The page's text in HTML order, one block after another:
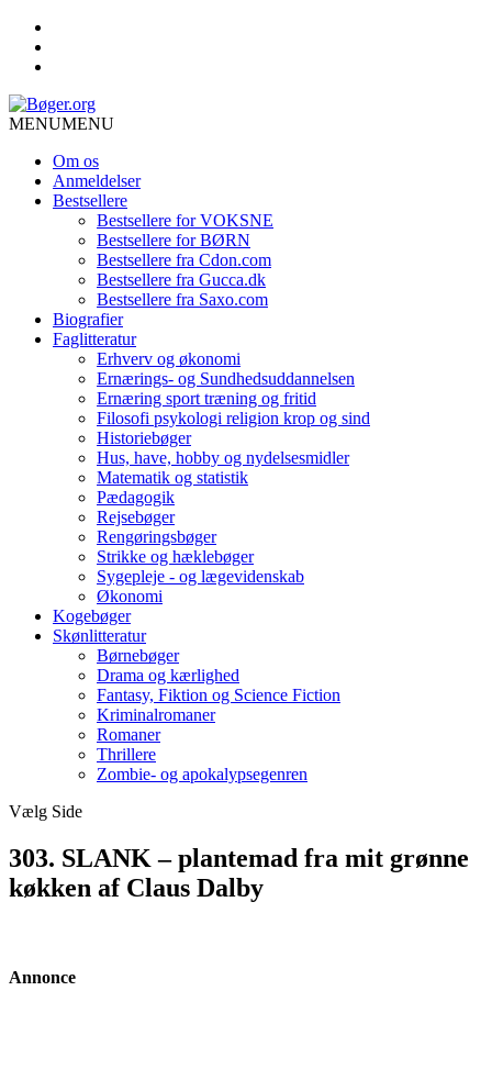
MENUMENU
Om os
Anmeldelser
Bestsellere
Bestsellere for VOKSNE
Bestsellere for BØRN
Bestsellere fra Cdon.com
Bestsellere fra Gucca.dk
Bestsellere fra Saxo.com
Biografier
Faglitteratur
Erhverv og økonomi
Ernærings- og Sundhedsuddannelsen
Ernæring sport træning og fritid
Filosofi psykologi religion krop og sind
Historiebøger
Hus, have, hobby og nydelsesmidler
Matematik og statistik
Pædagogik
Rejsebøger
Rengøringsbøger
Strikke og hæklebøger
Sygepleje - og lægevidenskab
Økonomi
Kogebøger
Skønlitteratur
Børnebøger
Drama og kærlighed
Fantasy, Fiktion og Science Fiction
Kriminalromaner
Romaner
Thrillere
Zombie- og apokalypsegenren
Vælg Side
303. SLANK – plantemad fra mit grønne
køkken af Claus Dalby
Annonce